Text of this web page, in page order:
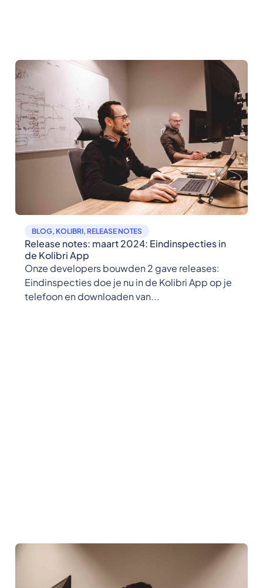
BLOG, KOLIBRI, RELEASE NOTES
Release notes: maart 2024: Eindinspecties in
de Kolibri App
Onze developers bouwden 2 gave releases:
Eindinspecties doe je nu in de Kolibri App op je
telefoon en downloaden van...